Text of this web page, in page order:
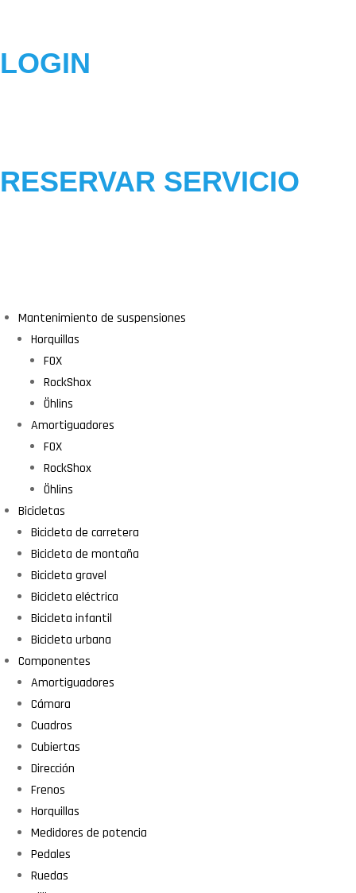
LOGIN
RESERVAR SERVICIO
Mantenimiento de suspensiones
Horquillas
FOX
RockShox
Öhlins
Amortiguadores
FOX
RockShox
Öhlins
Bicicletas
Bicicleta de carretera
Bicicleta de montaña
Bicicleta gravel
Bicicleta eléctrica
Bicicleta infantil
Bicicleta urbana
Componentes
Amortiguadores
Cámara
Cuadros
Cubiertas
Dirección
Frenos
Horquillas
Medidores de potencia
Pedales
Ruedas